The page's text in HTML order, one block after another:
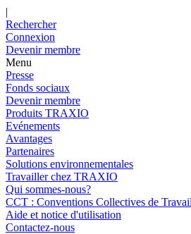
|
Rechercher
Connexion
Devenir membre
Menu
Presse
Fonds sociaux
Devenir membre
Produits TRAXIO
Evénements
Avantages
Partenaires
Solutions environnementales
Travailler chez TRAXIO
Qui sommes-nous?
CCT : Conventions Collectives de Travail
Aide et notice d'utilisation
Contactez-nous